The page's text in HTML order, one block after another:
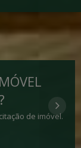
de imóvel.